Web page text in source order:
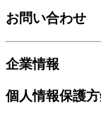
お問い合わせ
企業情報
個人情報保護